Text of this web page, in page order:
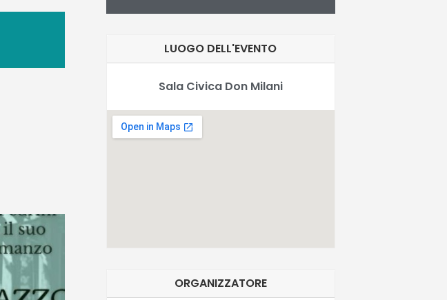
LUOGO DELL'EVENTO
Sala Civica Don Milani
ORGANIZZATORE